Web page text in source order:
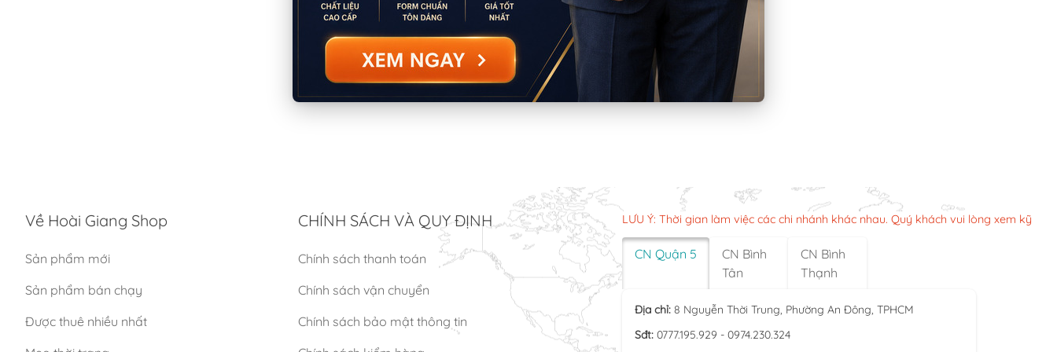
Về Hoài Giang Shop
Sản phẩm mới
Sản phẩm bán chạy
Được thuê nhiều nhất
CHÍNH SÁCH VÀ QUY ĐỊNH
Chính sách thanh toán
Chính sách vận chuyển
Chính sách bảo mật thông tin
LƯU Ý: Thời gian làm việc các chi nhánh khác nhau. Quý khách vui lòng xem kỹ
CN Quận 5
CN Bình
Tân
CN Bình
Thạnh
Địa chỉ: 8 Nguyễn Thời Trung, Phường An Đông, TPHCM
Sđt: 0777.195.929 - 0974.230.324